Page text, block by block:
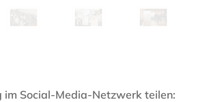
im Social-Media-Netzwerk teilen: